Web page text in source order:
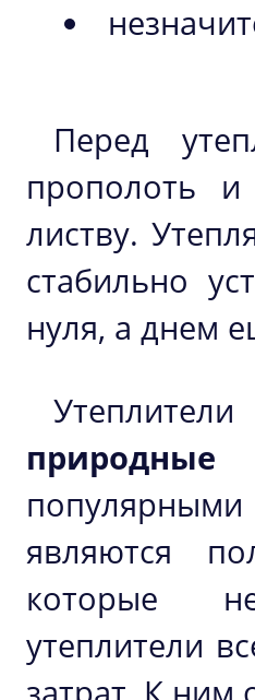
Перед
прополоть
листву.
стабильно
нуля, а днем
являются
которые
утеплители